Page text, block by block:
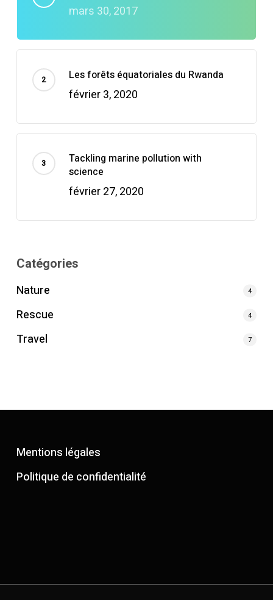
mars 30, 2017
Les forêts équatoriales du Rwanda
février 3, 2020
Tackling marine pollution with
science
février 27, 2020
Catégories
Nature 4
Rescue 4
Travel 7
Mentions légales
Politique de confidentialité